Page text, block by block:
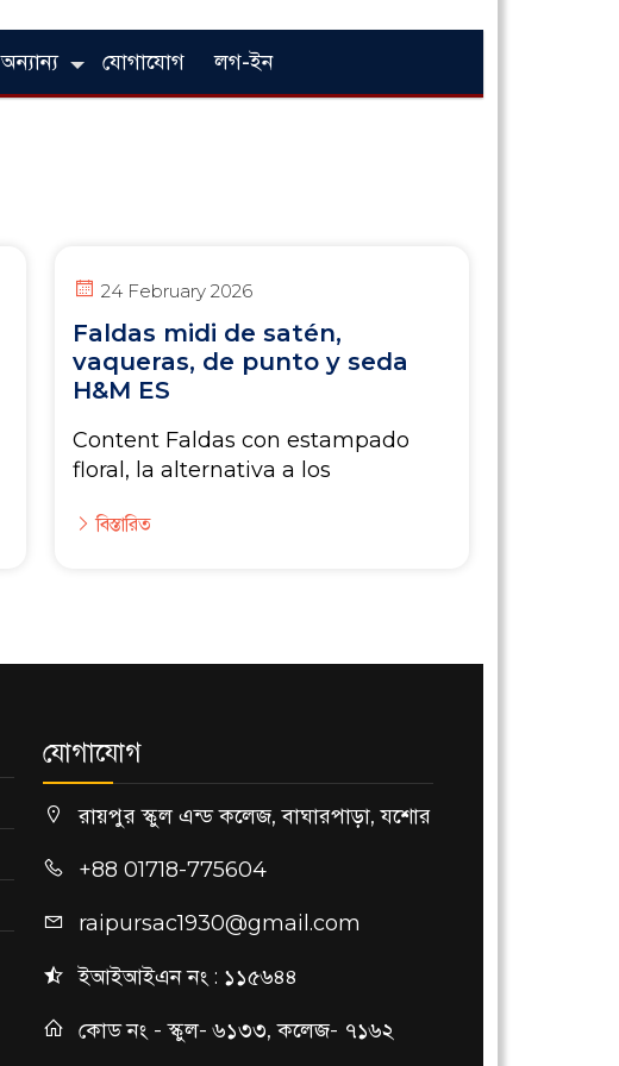
অন্যান্য যোগাযোগ লগ-ইন
24 February 2026
Faldas midi de satén,
vaqueras, de punto y seda
H&M ES
Content Faldas con estampado
floral, la alternativa a los
বিস্তারিত
যোগাযোগ
রায়পুর স্কুল এন্ড কলেজ, বাঘারপাড়া, যশোর
+88 01718-775604
raipursac1930@gmail.com
ইআইআইএন নং : ১১৫৬৪৪
কোড নং - স্কুল- ৬১৩৩, কলেজ- ৭১৬২